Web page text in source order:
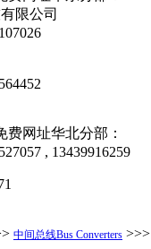
限公司
网址华北分部：
, 13439916259
中间总线Bus Converters >>>